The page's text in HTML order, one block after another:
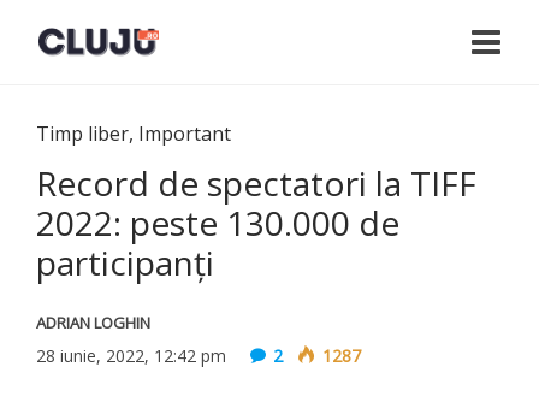
Timp liber, Important
Record de spectatori la TIFF
2022: peste 130.000 de
participanți
ADRIAN LOGHIN
28 iunie, 2022, 12:42 pm 2 1287